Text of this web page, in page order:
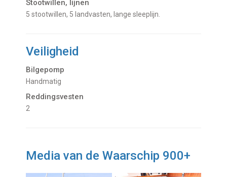
Stootwillen, lijnen
5 stootwillen, 5 landvasten, lange sleeplijn.
Veiligheid
Bilgepomp
Handmatig
Reddingsvesten
2
Media van de Waarschip 900+